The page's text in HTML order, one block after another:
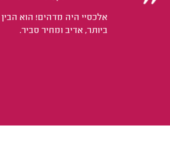
אלכסיי היה מדהים! הוא
ביותר, אדיב ומחיר סביר.